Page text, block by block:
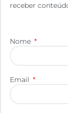
receber
Nome
Email